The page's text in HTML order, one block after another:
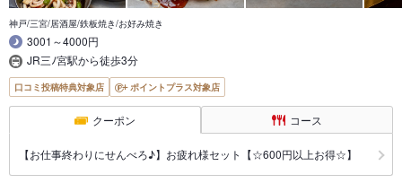
神戸/三宮/居酒屋/鉄板焼き/お好み焼き
3001～4000円
JR三ﾉ宮駅から徒歩3分
口コミ投稿特典対象店 ポイントプラス対象店
クーポン コース
【お仕事終わりにせんべろ♪】お疲れ様セット【☆600円以上お得☆】